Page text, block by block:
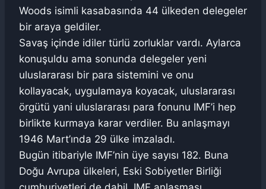
Woods isimli kasabasında 44 ülkeden delegeler
bir araya geldiler.
Savaş içinde idiler türlü zorluklar vardı. Aylarca
konuşuldu ama sonunda delegeler yeni
uluslararası bir para sistemini ve onu
kollayacak, uygulamaya koyacak, uluslararası
örgütü yani uluslararası para fonunu IMF’i hep
birlikte kurmaya karar verdiler. Bu anlaşmayı
1946 Mart’ında 29 ülke imzaladı.
Bugün itibariyle IMF’nin üye sayısı 182. Buna
Doğu Avrupa ülkeleri, Eski Sobiyetler Birliği